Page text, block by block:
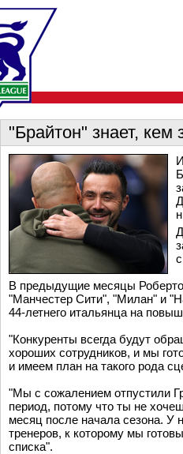
"Брайтон" знает,
В предыдущие месяцы
"Манчестер Сити", "Милан" и
44-летнего итальянца на
"Конкуренты всегда будут
хороших сотрудников, и мы
и имеем план на такого рода
"Мы с сожалением отпустили
период, потому что ты не
месяц после начала сезона. У
тренеров, к которому мы
списка".